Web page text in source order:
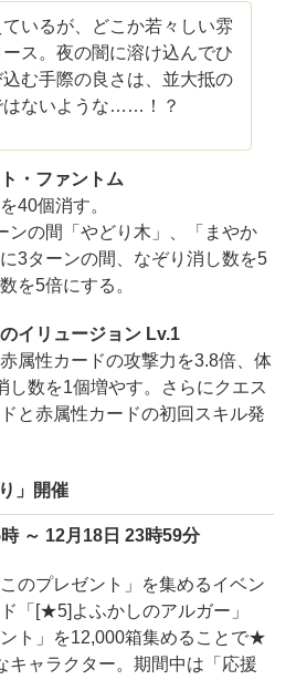
いるが、どこか若々しい雰
ス。夜の闇に溶け込んでひ
む手際の良さは、並大抵の
はないような……！？
・ファントム
40個消す。
ンの間「やどり木」、「まやか
3ターンの間、なぞり消し数を5
を5倍にする。
イリュージョン Lv.1
属性カードの攻撃力を3.8倍、体
し数を1個増やす。さらにクエス
と赤属性カードの初回スキル発
」開催
～ 12月18日 23時59分
のプレゼント」を集めるイベン
「[★5]よふかしのアルガー」
ト」を12,000箱集めることで★
キャラクター。期間中は「応援